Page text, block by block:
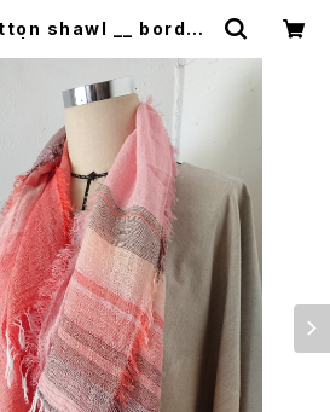
shawl __ border